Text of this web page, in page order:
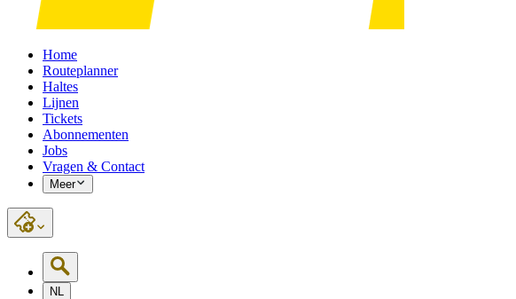
Home
Routeplanner
Haltes
Lijnen
Tickets
Abonnementen
Jobs
Vragen & Contact
Meer
NL